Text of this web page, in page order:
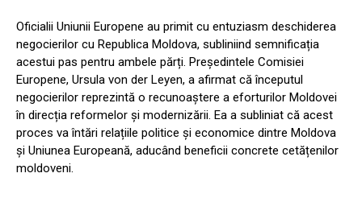
Oficialii Uniunii Europene au primit cu entuziasm deschiderea
negocierilor cu Republica Moldova, subliniind semnificația
acestui pas pentru ambele părți. Președintele Comisiei
Europene, Ursula von der Leyen, a afirmat că începutul
negocierilor reprezintă o recunoaștere a eforturilor Moldovei
în direcția reformelor și modernizării. Ea a subliniat că acest
proces va întări relațiile politice și economice dintre Moldova
și Uniunea Europeană, aducând beneficii concrete cetățenilor
moldoveni.